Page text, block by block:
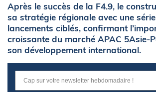
Après le succès de la F4.9, le
sa stratégie régionale avec une
lancements ciblés, confirmant
croissante du marché APAC 5Asie-
son développement international.